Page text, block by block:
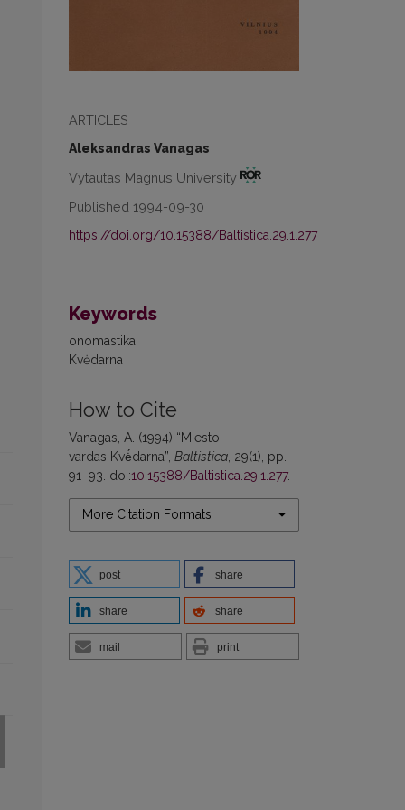
ARTICLES
Aleksandras Vanagas
Vytautas Magnus University
Published 1994-09-30
https://doi.org/10.15388/Baltistica.29.1.277
Keywords
onomastika
Kvėdarna
How to Cite
Vanagas, A. (1994) “Miesto
vardas Kvė́darna”, Baltistica , 29(1), pp.
91–93. doi:10.15388/Baltistica.29.1.277.
More Citation Formats
post share
share share
mail print